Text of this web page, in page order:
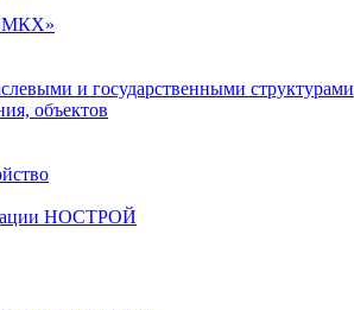
и государственными структурами
объектов
НОСТРОЙ